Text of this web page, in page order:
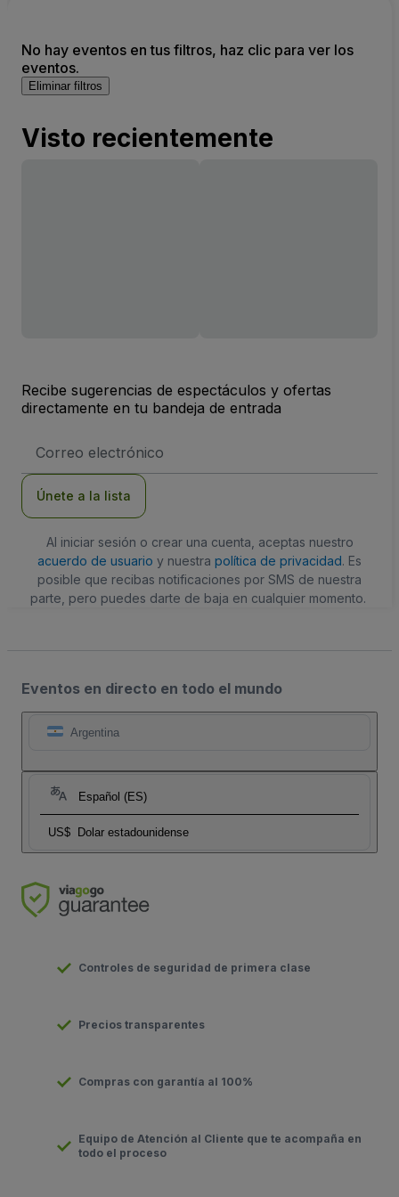
No hay eventos en tus filtros, haz clic para ver los
eventos.
Eliminar filtros
Visto recientemente
Recibe sugerencias de espectáculos y ofertas
directamente en tu bandeja de entrada
de
Únete a la lista
Al iniciar sesión o crear una cuenta, aceptas nuestro
acuerdo de usuario y nuestra política de privacidad. Es
posible que recibas notificaciones por SMS de nuestra
parte, pero puedes darte de baja en cualquier momento.
Eventos en directo en todo el mundo
Argentina
Español (ES)
US$ Dolar estadounidense
Controles de seguridad de primera clase
Precios transparentes
Compras con garantía al 100%
Equipo de Atención al Cliente que te acompaña en
todo el proceso